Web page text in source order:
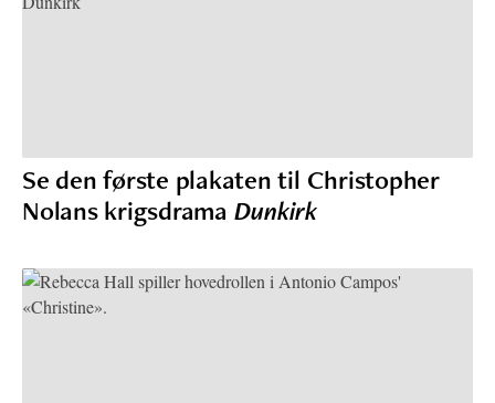
Se den første plakaten til Christopher
Nolans krigsdrama Dunkirk